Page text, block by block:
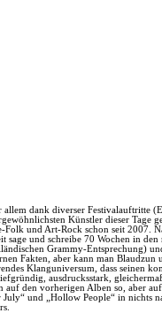
dank diverser Festivalauftritte
Künstler dieser Tage
Folk und Art-Rock schon seit 2007.
und schreibe 70 Wochen in
Grammy-Entsprechung)
Fakten, aber kann man Blaudzun
Klanguniversum, dass seinen
ausdrucksstark,
den vorherigen Alben so, aber
und „Hollow People“ in nichts